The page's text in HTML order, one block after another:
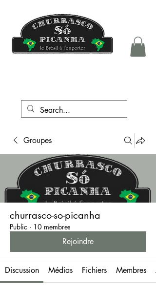
Groupes
churrasco-so-picanha
Public · 10 membres
Rejoindre
Discussion Médias Fichiers Membres